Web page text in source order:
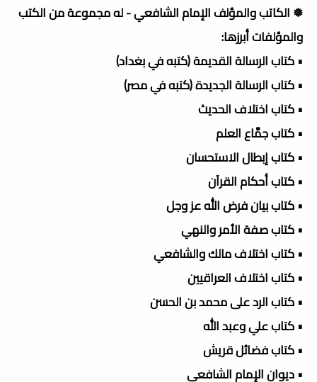
❅ الكاتب والمؤلف الإمام الشافعي - له مجموعة من الكتب
والمؤلفات أبرزها:
• كتاب الرسالة القديمة (كتبه في بغداد)
• كتاب الرسالة الجديدة (كتبه في مصر)
• كتاب اختلاف الحديث
• كتاب جمَّاع العلم
• كتاب إبطال الاستحسان
• كتاب أحكام القرآن
• كتاب بيان فرض الله عز وجل
• كتاب صفة الأمر والنهي
• كتاب اختلاف مالك والشافعي
• كتاب اختلاف العراقيين
• كتاب الرد على محمد بن الحسن
• كتاب علي وعبد الله
• كتاب فضائل قريش
• ديوان الإمام الشافعي